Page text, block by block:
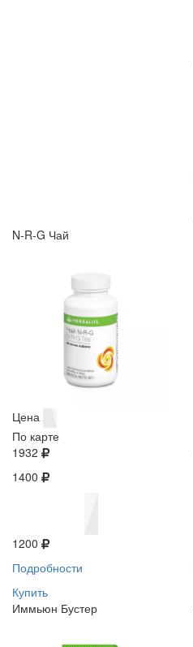
N-R-G Чай
Цена
По карте
1932
1400
1200
Подробности
Купить
Иммьюн Бустер